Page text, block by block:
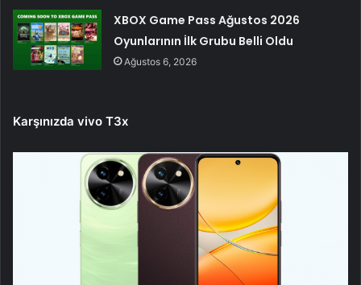
XBOX Game Pass Ağustos 2026
Oyunlarının İlk Grubu Belli Oldu
Ağustos 6, 2026
Karşınızda vivo T3x